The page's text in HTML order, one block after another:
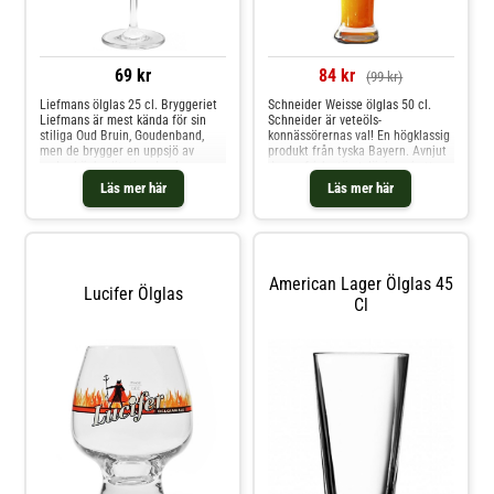
69 kr
Läs mer här
Liefmans ölglas 25 cl. Bryggeriet
Liefmans är mest kända för sin
stiliga Oud Bruin, Goudenband,
men de brygger en uppsjö av
andra högkvalitativa drycker.
Detta ölglas är av typen " Flute
Glass" och är en smal kupa med
lång stjälk. Liefmans logga är
84 kr (99 kr)
Läs mer här
Schneider Weisse ölglas 50 cl.
Schneider är veteöls-
konnässörernas val! En högklassig
produkt från tyska Bayern. Avnjut
denna friska törstsläckare i ett
profil-ölglas med Schneider
Weisses egna logga på
framsidan.OBS ny glasmodell
Lucifer Ölglas
American Lager Ölglas 45
Cl